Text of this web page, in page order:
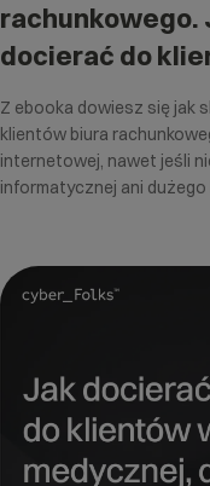
rachunkowego.
docierać do
Z ebooka dowiesz się jak
klientów biura
internetowej, nawet jeśli
informatycznej ani